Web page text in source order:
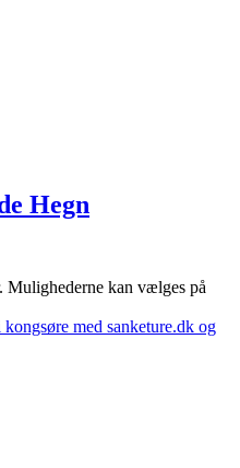
Hegn
Mulighederne kan vælges på